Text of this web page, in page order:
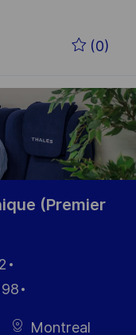
(0)
(Premier
Montreal